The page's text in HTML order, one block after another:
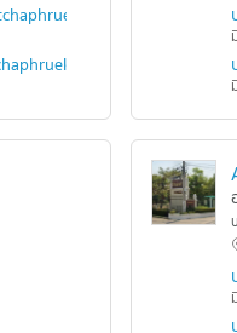
- Pinklao
- Pinklao